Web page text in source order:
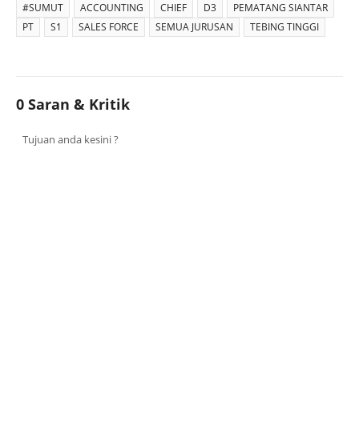
#SUMUT
ACCOUNTING CHIEF D3
PEMATANG SIANTAR
PT
S1 SALES FORCE SEMUA JURUSAN TEBING TINGGI
0 Saran & Kritik
Tujuan anda kesini ?